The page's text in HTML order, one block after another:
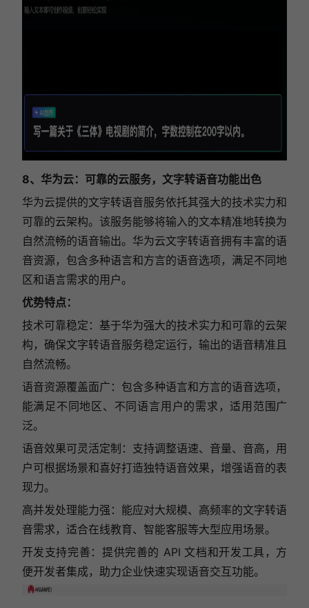
8、华为云：可靠的云服务，文字转语音功能出色
华为云提供的文字转语音服务依托其强大的技术实力和
可靠的云架构。该服务能够将输入的文本精准地转换为
自然流畅的语音输出。华为云文字转语音拥有丰富的语
音资源，包含多种语言和方言的语音选项，满足不同地
区和语言需求的用户。
优势特点：
技术可靠稳定：基于华为强大的技术实力和可靠的云架
构，确保文字转语音服务稳定运行，输出的语音精准且
自然流畅。
语音资源覆盖面广：包含多种语言和方言的语音选项，
能满足不同地区、不同语言用户的需求，适用范围广
泛。
语音效果可灵活定制：支持调整语速、音量、音高，用
户可根据场景和喜好打造独特语音效果，增强语音的表
现力。
高并发处理能力强：能应对大规模、高频率的文字转语
音需求，适合在线教育、智能客服等大型应用场景。
开发支持完善：提供完善的 API 文档和开发工具，方
便开发者集成，助力企业快速实现语音交互功能。